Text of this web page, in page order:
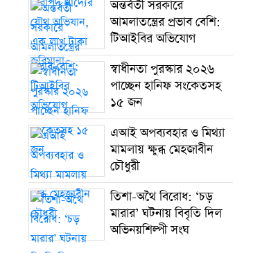
অন্তর্বর্তী সরকারে
আমলাতন্ত্রের প্রভাব বেশি:
টিআইবির অভিযোগ
স্বাধীনতা পুরস্কার ২০২৬
পাচ্ছেন হানিফ সংকেতসহ
১৫ জন
এআই অপব্যবহার ও মিথ্যা
মামলায় ক্ষুব্ধ মেহজাবীন
চৌধুরী
তিশা-অথৈ বিরোধ: ‘চড়
মারার’ ঘটনায় বিবৃতি দিল
অভিনয়শিল্পী সংঘ